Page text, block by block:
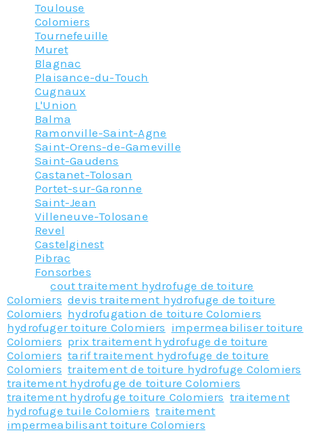
Toulouse
Colomiers
Tournefeuille
Muret
Blagnac
Plaisance-du-Touch
Cugnaux
L'Union
Balma
Ramonville-Saint-Agne
Saint-Orens-de-Gameville
Saint-Gaudens
Castanet-Tolosan
Portet-sur-Garonne
Saint-Jean
Villeneuve-Tolosane
Revel
Castelginest
Pibrac
Fonsorbes
Taggedcout traitement hydrofuge de toiture
Colomiers ,devis traitement hydrofuge de toiture
Colomiers hydrofugation de toiture Colomiers
hydrofuger toiture Colomiers impermeabiliser toiture
Colomiers prix traitement hydrofuge de toiture
Colomiers ,tarif traitement hydrofuge de toiture
Colomiers ,traitement de toiture hydrofuge Colomiers
traitement hydrofuge de toiture Colomiers
traitement hydrofuge toiture Colomiers ,traitement
hydrofuge tuile Colomiers ,traitement
impermeabilisant toiture Colomiers